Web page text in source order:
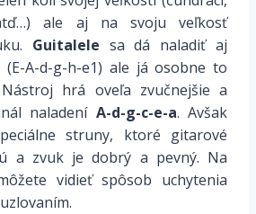
ale aj na svoju veľkosť
Guitalele sa dá naladiť aj
A-d-g-h-e1) ale já osobne to
Nástroj hrá oveľa zvučnejšie a
naladení A-d-g-c-e-a. Avšak
struny, ktoré gitarové
a zvuk je dobrý a pevný. Na
vidieť spôsob uchytenia